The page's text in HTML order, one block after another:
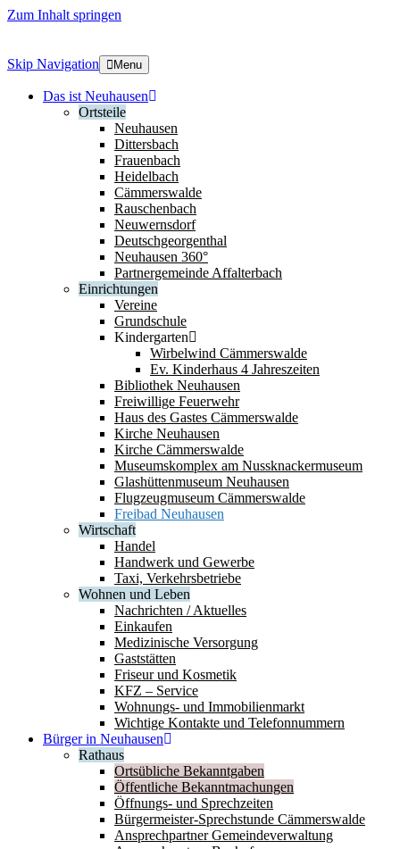
Zum Inhalt springen
Skip Navigation Menu
Das ist Neuhausen
Ortsteile
Neuhausen
Dittersbach
Frauenbach
Heidelbach
Cämmerswalde
Rauschenbach
Neuwernsdorf
Deutschgeorgenthal
Neuhausen 360°
Partnergemeinde Affalterbach
Einrichtungen
Vereine
Grundschule
Kindergarten
Wirbelwind Cämmerswalde
Ev. Kinderhaus 4 Jahreszeiten
Bibliothek Neuhausen
Freiwillige Feuerwehr
Haus des Gastes Cämmerswalde
Kirche Neuhausen
Kirche Cämmerswalde
Museumskomplex am Nussknackermuseum
Glashüttenmuseum Neuhausen
Flugzeugmuseum Cämmerswalde
Freibad Neuhausen
Wirtschaft
Handel
Handwerk und Gewerbe
Taxi, Verkehrsbetriebe
Wohnen und Leben
Nachrichten / Aktuelles
Einkaufen
Medizinische Versorgung
Gaststätten
Friseur und Kosmetik
KFZ – Service
Wohnungs- und Immobilienmarkt
Wichtige Kontakte und Telefonnummern
Bürger in Neuhausen
Rathaus
Ortsübliche Bekanntgaben
Öffentliche Bekanntmachungen
Öffnungs- und Sprechzeiten
Bürgermeister-Sprechstunde Cämmerswalde
Ansprechpartner Gemeindeverwaltung